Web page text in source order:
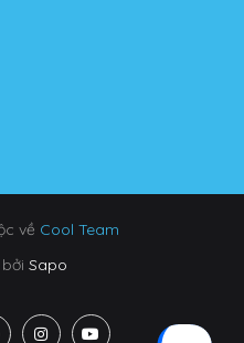
về Cool Team
Sapo